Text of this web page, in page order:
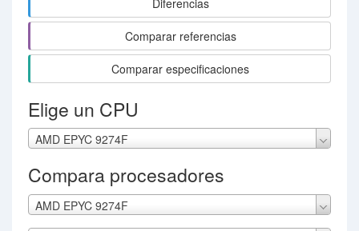
Diferencias
Comparar referencias
Comparar especificaciones
Elige un CPU
AMD EPYC 9274F
Compara procesadores
AMD EPYC 9274F